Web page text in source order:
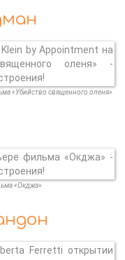
«Убийство священного оленя»
«Окджа»